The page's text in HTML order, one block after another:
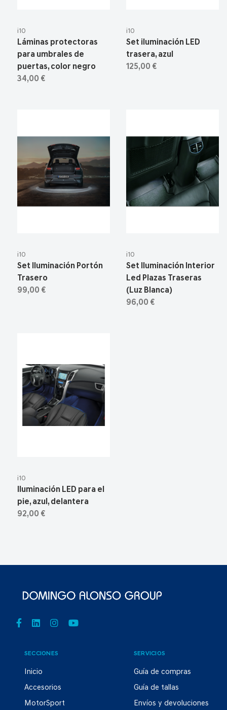
i10
Láminas protectoras
para umbrales de
puertas, color negro
34,00 €
i10
Set iluminación LED
trasera, azul
125,00 €
i10
Set Iluminación Portón
Trasero
99,00 €
i10
Set Iluminación Interior
Led Plazas Traseras
(Luz Blanca)
96,00 €
i10
Iluminación LED para el
pie, azul, delantera
92,00 €
SECCIONES
Inicio
Accesorios
MotorSport
SERVICIOS
Guía de compras
Guía de tallas
Envíos y devoluciones